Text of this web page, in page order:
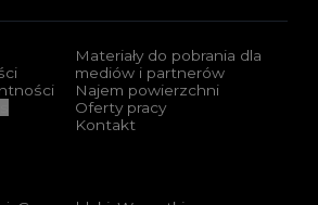
Materiały do pobrania dla
mediów i partnerów
Najem powierzchni
Oferty pracy
Kontakt